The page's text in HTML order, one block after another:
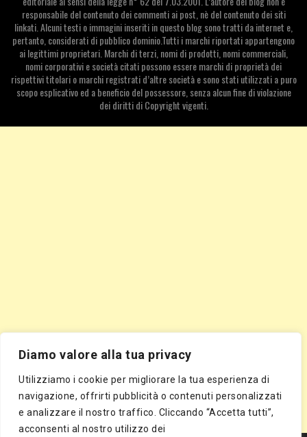
Diamo valore alla tua privacy
Utilizziamo i cookie per migliorare la tua esperienza di
navigazione, offrirti pubblicità o contenuti personalizzati
e analizzare il nostro traffico. Cliccando “Accetta tutti”,
acconsenti al nostro utilizzo dei
responsabile del contenuto dei commenti ai post, nè del contenuto dei siti
linkati. Alcuni testi o immagini inseriti in questo blog sono tratti da internet e,
pertanto, considerati di pubblico dominio.Tutti i marchi riportati appartengono
ai legittimi proprietari. Marchi di terzi, nomi di prodotti, nomi commerciali,
nomi corporativi e società citati possono essere marchi di proprietà dei
rispettivi titolari o marchi registrati d’altre società e sono stati utilizzati a puro
scopo esplicativo ed a beneficio del possessore, senza alcun fine di violazione
dei diritti di Copyright vigenti.